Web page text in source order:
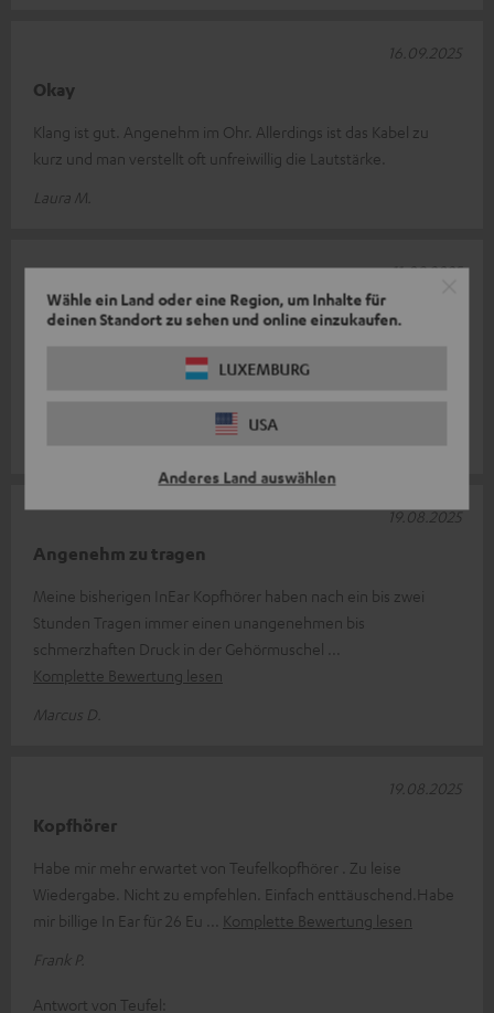
Wähle ein Land oder eine Region, um Inhalte für
deinen Standort zu sehen und online einzukaufen.
LUXEMBURG
USA
Anderes Land auswählen
Okay
Klang ist gut. Angenehm im Ohr. Allerdings ist das Kabel zu
kurz und man verstellt oft unfreiwillig die Lautstärke.
Laura M.
16.09.2025
Gut
Training komme ich bei einer bestimmten Übung immer an den
11.09.2025
Angenehm zu tragen
Meine bisherigen InEar Kopfhörer haben nach ein bis zwei
Stunden Tragen immer einen unangenehmen bis
schmerzhaften Druck in der Gehörmuschel
Komplette Bewertung lesen
Marcus D.
19.08.2025
Kopfhörer
Habe mir mehr erwartet von Teufelkopfhörer . Zu leise
Wiedergabe. Nicht zu empfehlen. Einfach enttäuschend.Habe
mir billige In Ear für 26 Eu
Komplette Bewertung lesen
Frank P.
19.08.2025
Antwort von Teufel: